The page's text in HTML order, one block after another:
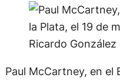
Paul McCartney, en el